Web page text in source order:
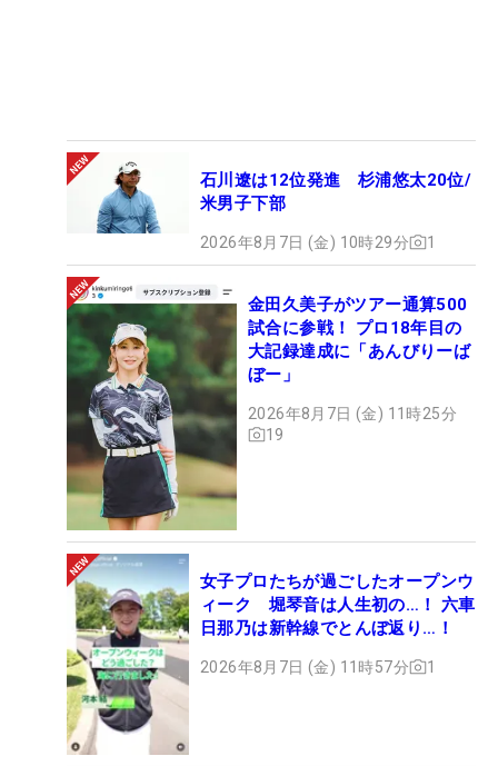
石川遼は12位発進 杉浦悠太20位/
米男子下部
2026年8月7日 (金) 10時29分 1
金田久美子がツアー通算500
試合に参戦！ プロ18年目の
大記録達成に「あんびりーば
ぼー」
2026年8月7日 (金) 11時25分
19
女子プロたちが過ごしたオープンウ
ィーク 堀琴音は人生初の…！ 六車
日那乃は新幹線でとんぼ返り…！
2026年8月7日 (金) 11時57分 1